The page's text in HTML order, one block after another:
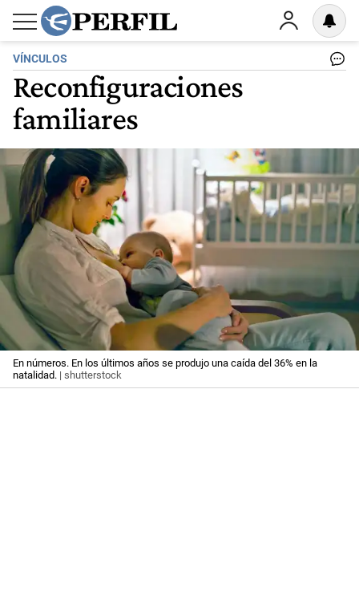
VÍNCULOS
Reconfiguraciones
familiares
En números. En los últimos años se produjo una caída del 36% en la
natalidad. | shutterstock